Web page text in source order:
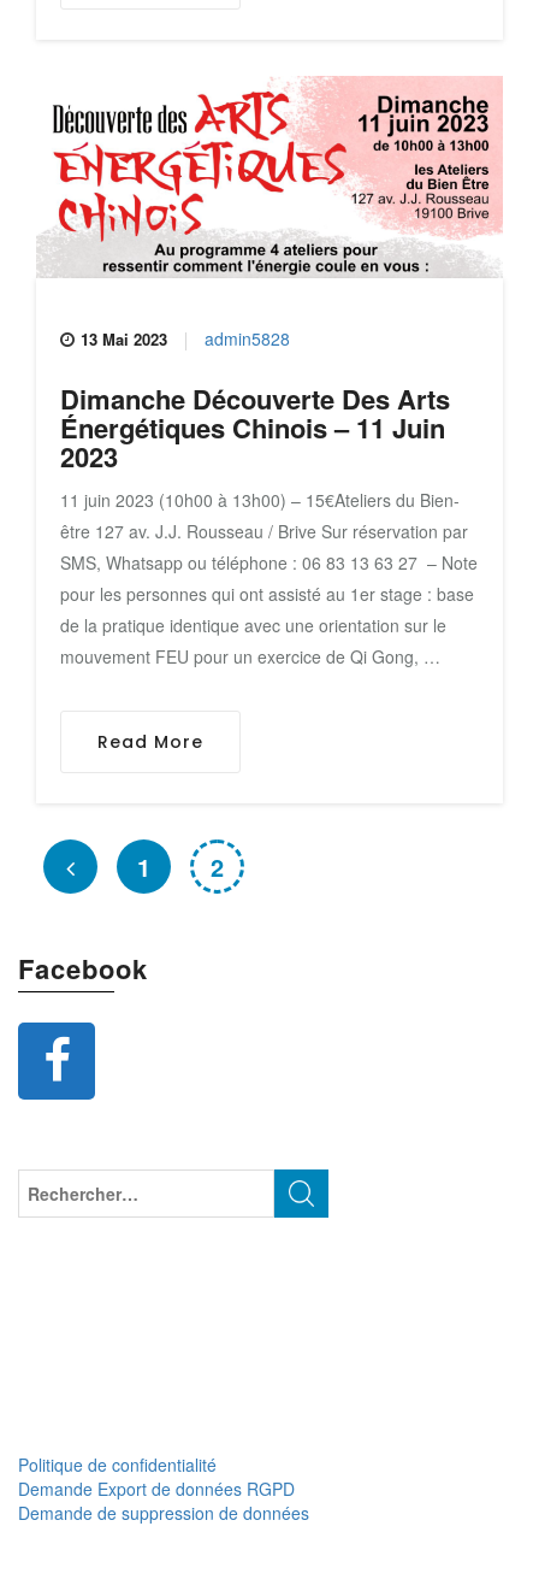
13 Mai 2023 admin5828
Dimanche Découverte Des Arts
Énergétiques Chinois – 11 Juin
2023
11 juin 2023 (10h00 à 13h00) – 15€Ateliers du Bien-
être 127 av. J.J. Rousseau / Brive Sur réservation par
SMS, Whatsapp ou téléphone : 06 83 13 63 27 – Note
pour les personnes qui ont assisté au 1er stage : base
de la pratique identique avec une orientation sur le
mouvement FEU pour un exercice de Qi Gong, …
Read More
1 2
Facebook
Politique de confidentialité
Demande Export de données RGPD
Demande de suppression de données